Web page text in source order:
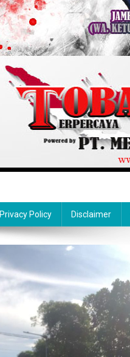
Privacy Policy Disclaimer